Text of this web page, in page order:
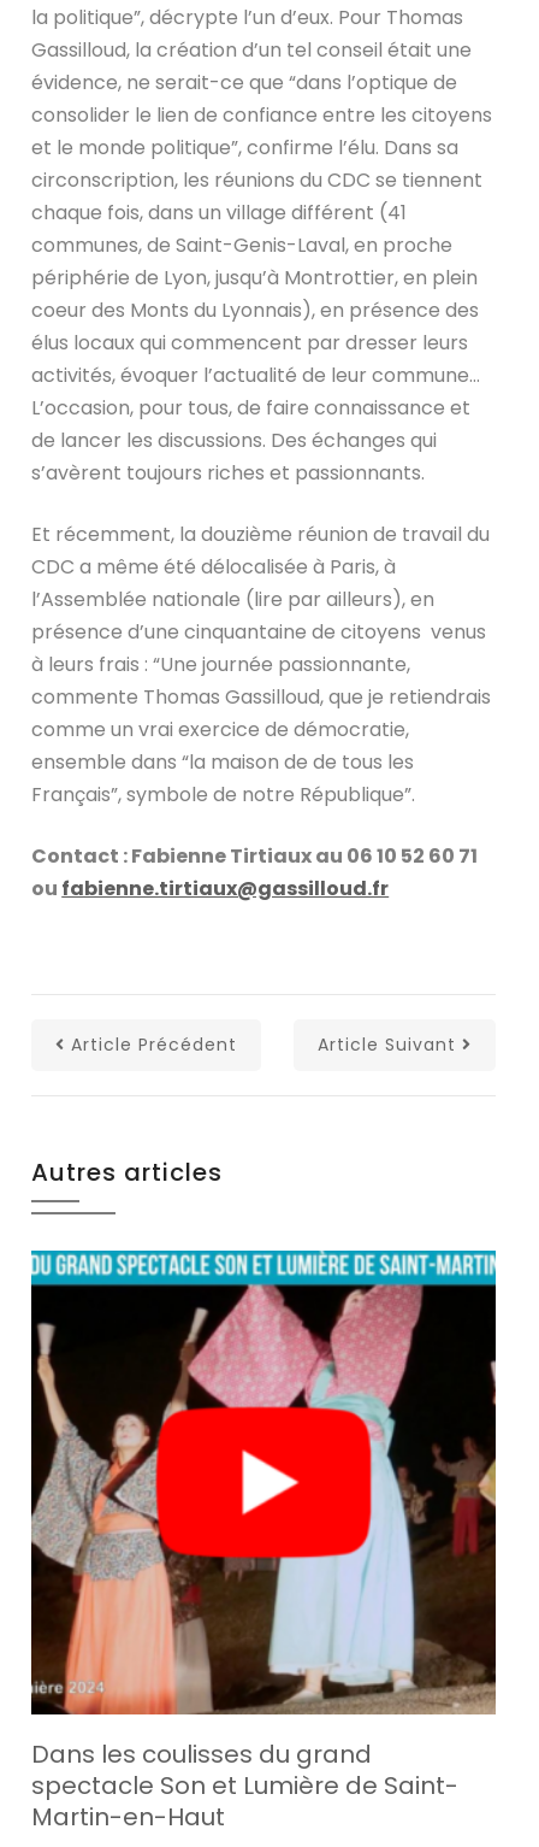
la politique”, décrypte l’un d’eux. Pour Thomas
Gassilloud, la création d’un tel conseil était une
évidence, ne serait-ce que “dans l’optique de
consolider le lien de confiance entre les citoyens
et le monde politique”, confirme l’élu. Dans sa
circonscription, les réunions du CDC se tiennent
chaque fois, dans un village différent (41
communes, de Saint-Genis-Laval, en proche
périphérie de Lyon, jusqu’à Montrottier, en plein
coeur des Monts du Lyonnais), en présence des
élus locaux qui commencent par dresser leurs
activités, évoquer l’actualité de leur commune…
L’occasion, pour tous, de faire connaissance et
de lancer les discussions. Des échanges qui
s’avèrent toujours riches et passionnants.
Et récemment, la douzième réunion de travail du
CDC a même été délocalisée à Paris, à
l’Assemblée nationale (lire par ailleurs), en
présence d’une cinquantaine de citoyens venus
à leurs frais : “Une journée passionnante,
commente Thomas Gassilloud, que je retiendrais
comme un vrai exercice de démocratie,
ensemble dans “la maison de de tous les
Français”, symbole de notre République”.
Contact : Fabienne Tirtiaux au 06 10 52 60 71
ou fabienne.tirtiaux@gassilloud.fr
Article Précédent Article Suivant
Autres articles
Dans les coulisses du grand
spectacle Son et Lumière de Saint-
Martin-en-Haut